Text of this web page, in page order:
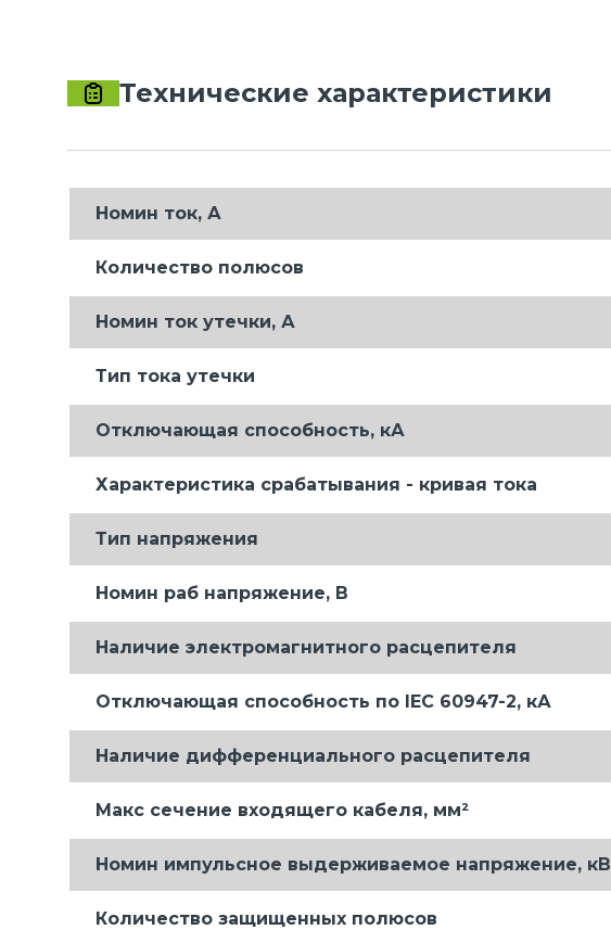
Технические характеристики
Номин ток, А
Количество полюсов
Номин ток утечки, А
Тип тока утечки
Отключающая способность, кА
Характеристика срабатывания - кривая тока
Тип напряжения
Номин раб напряжение, В
Наличие электромагнитного расцепителя
Отключающая способность по IEC 60947-2, кА
Наличие дифференциального расцепителя
Макс сечение входящего кабеля, мм²
Номин импульсное выдерживаемое напряжение, кВ
Количество защищенных полюсов